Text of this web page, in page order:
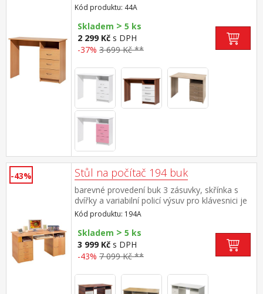
Kód produktu: 44A
Skladem > 5 ks
2 299 Kč s DPH
-37% 3 699 Kč **
-43% Stůl na počítač 194 buk
barevné provedení buk 3 zásuvky, skřínka s
dvířky a variabilní policí výsuv pro klávesnici je
součástí dodávky (montáž volitelná)
Kód produktu: 194A
Skladem > 5 ks
3 999 Kč s DPH
-43% 7 099 Kč **